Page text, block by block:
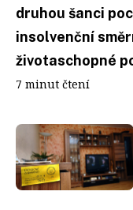
druhou šanci
insolvenční
životaschopné
7 minut čtení